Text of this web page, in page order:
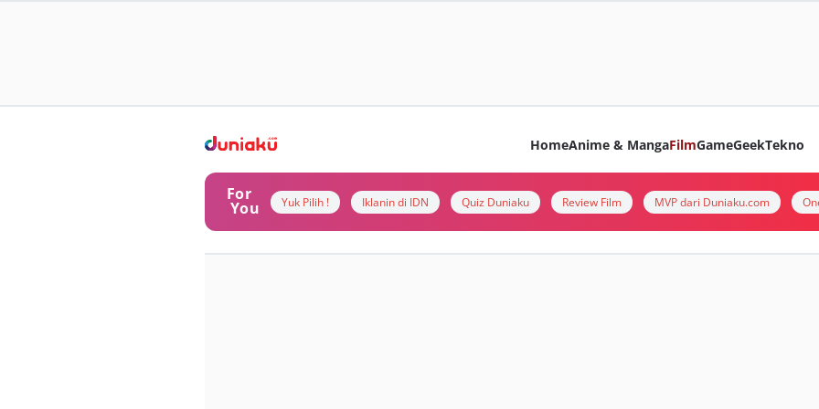
HomeAnime & MangaFilmGameGeekTekno
For
You Yuk Pilih ! Iklanin di IDN Quiz Duniaku Review Film MVP dari Duniaku.com